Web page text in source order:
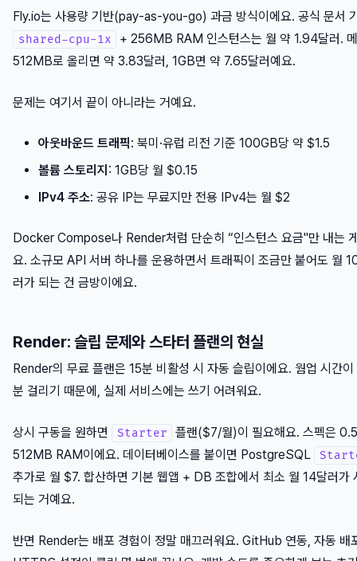
Fly.io는 사용량 기반(pay-as-you-go) 과금 방식이에요. 공식 문서
shared-cpu-1x
+ 256MB RAM 인스턴스는 월 약 1.94달러.
512MB로 올리면 약 3.83달러, 1GB면 약 7.65달러예요.
문제는 여기서 끝이 아니라는 거예요.
아웃바운드 트래픽: 북미·유럽 리전 기준 100GB당 약 $1.5
볼륨 스토리지 : 1GB당 월 $0.15
IPv4 주소: 공유 IP는 무료지만 전용 IPv4는 월 $2
Docker Compose나 Render처럼 단순히 “인스턴스 요금"만 내는
요. 소규모 API 서버 하나를 운용하면서 트래픽이 조금만 붙어도 월
러가 되는 건 금방이에요.
Render: 슬립 문제와 스타터 플랜의 현실
Render의 무료 플랜은 15분 비활성 시 자동 슬립이에요. 웜업 시간
분 걸리기 때문에, 실제 서비스에는 쓰기 어려워요.
상시 구동을 원하면 Starter
플랜($7/월)이 필요해요. 스펙은
512MB RAM이에요. 데이터베이스를 붙이면 PostgreSQL
추가로 월 $7. 합산하면 기본 웹앱 + DB 조합에서 최소 월 14달러가
되는 거예요.
반면 Render는 배포 경험이 정말 매끄러워요. GitHub 연동, 자동 배